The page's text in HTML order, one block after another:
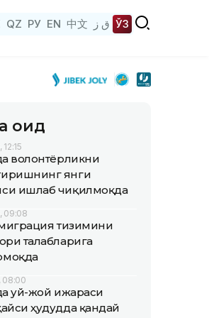
QZ РУ EN 中文 ق ز ЎЗ
оид
волонтёрликни
янги
ишлаб чиқилмоқда
09:08
миграция тизимини
талабларига
08:00
уй-жой ижараси
ҳудудда қандай